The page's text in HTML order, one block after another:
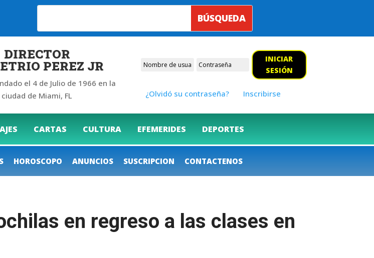
DIRECTOR
PEREZ JR
el 4 de Julio de 1966 en la
ciudad de Miami, FL
INICIAR
SESIÓN
¿Olvidó su contraseña? Inscribirse
CARTAS CULTURA EFEMERIDES DEPORTES
HOROSCOPO ANUNCIOS SUSCRIPCION CONTACTENOS
en regreso a las clases en